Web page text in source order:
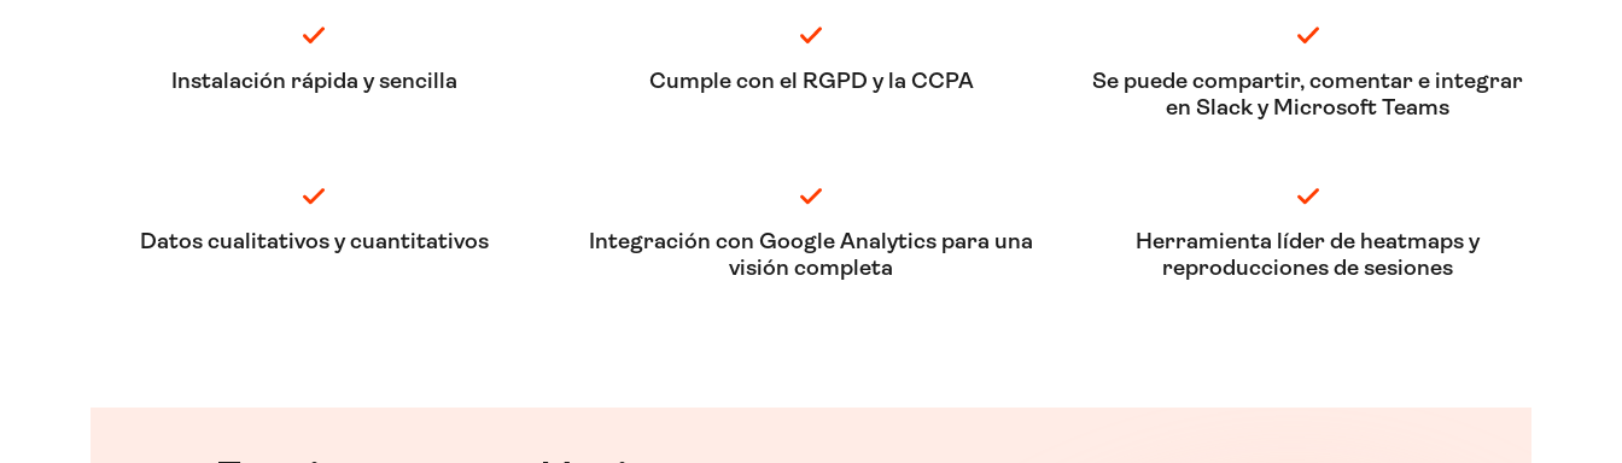
Instalación rápida y sencilla Cumple con el RGPD y la CCPA
Se puede compartir, comentar e integrar
en Slack y Microsoft Teams
Datos cualitativos y cuantitativos
Integración con Google Analytics para una
visión completa
Herramienta líder de heatmaps y
reproducciones de sesiones